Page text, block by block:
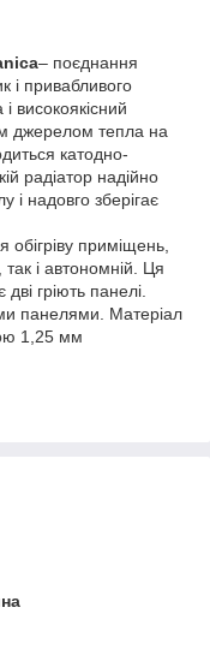
– поєднання
і привабливого
високоякісний
джерелом тепла на
катодно-
радіатор надійно
і надовго зберігає
обігріву приміщень,
і автономній. Ця
гріють панелі.
панелями. Матеріал
1,25 мм